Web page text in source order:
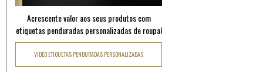
Acrescente valor aos seus produtos com
etiquetas penduradas personalizadas de roupa!
VIDEO ETIQUETAS PENDURADAS PERSONALIZADAS